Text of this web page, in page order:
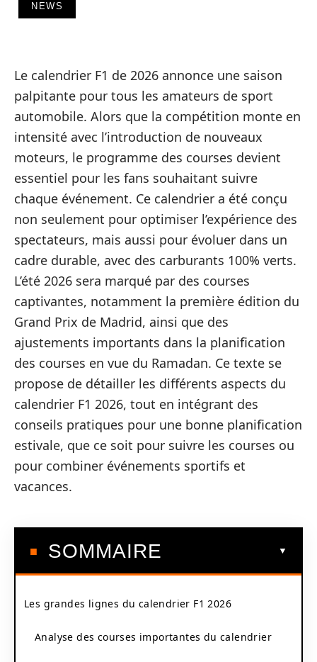
NEWS
Le calendrier F1 de 2026 annonce une saison
palpitante pour tous les amateurs de sport
automobile. Alors que la compétition monte en
intensité avec l’introduction de nouveaux
moteurs, le programme des courses devient
essentiel pour les fans souhaitant suivre
chaque événement. Ce calendrier a été conçu
non seulement pour optimiser l’expérience des
spectateurs, mais aussi pour évoluer dans un
cadre durable, avec des carburants 100% verts.
L’été 2026 sera marqué par des courses
captivantes, notamment la première édition du
Grand Prix de Madrid, ainsi que des
ajustements importants dans la planification
des courses en vue du Ramadan. Ce texte se
propose de détailler les différents aspects du
calendrier F1 2026, tout en intégrant des
conseils pratiques pour une bonne planification
estivale, que ce soit pour suivre les courses ou
pour combiner événements sportifs et
vacances.
SOMMAIRE
Les grandes lignes du calendrier F1 2026
Analyse des courses importantes du calendrier